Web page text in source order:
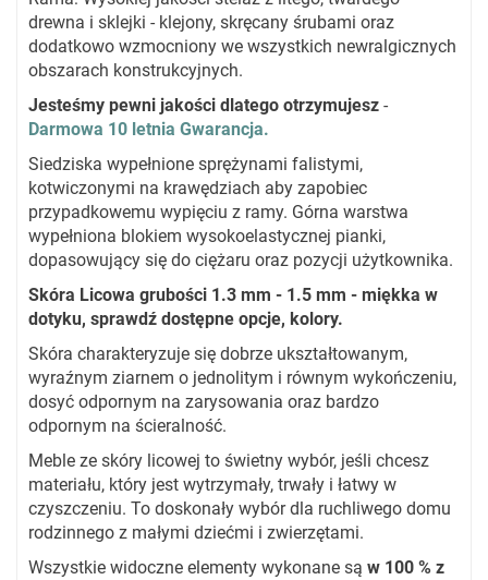
drewna i sklejki - klejony, skręcany śrubami oraz
dodatkowo wzmocniony we wszystkich newralgicznych
obszarach konstrukcyjnych.
Jesteśmy pewni jakości dlatego otrzymujesz -
Darmowa 10 letnia Gwarancja.
Siedziska wypełnione sprężynami falistymi,
kotwiczonymi na krawędziach aby zapobiec
przypadkowemu wypięciu z ramy. Górna warstwa
wypełniona blokiem wysokoelastycznej pianki,
dopasowujący się do ciężaru oraz pozycji użytkownika.
Skóra Licowa grubości 1.3 mm - 1.5 mm - miękka w
dotyku, sprawdź dostępne opcje, kolory.
Skóra charakteryzuje się dobrze ukształtowanym,
wyraźnym ziarnem o jednolitym i równym wykończeniu,
dosyć odpornym na zarysowania oraz bardzo
odpornym na ścieralność.
Meble ze skóry licowej to świetny wybór, jeśli chcesz
materiału, który jest wytrzymały, trwały i łatwy w
czyszczeniu. To doskonały wybór dla ruchliwego domu
rodzinnego z małymi dziećmi i zwierzętami.
Wszystkie widoczne elementy wykonane są w 100 % z